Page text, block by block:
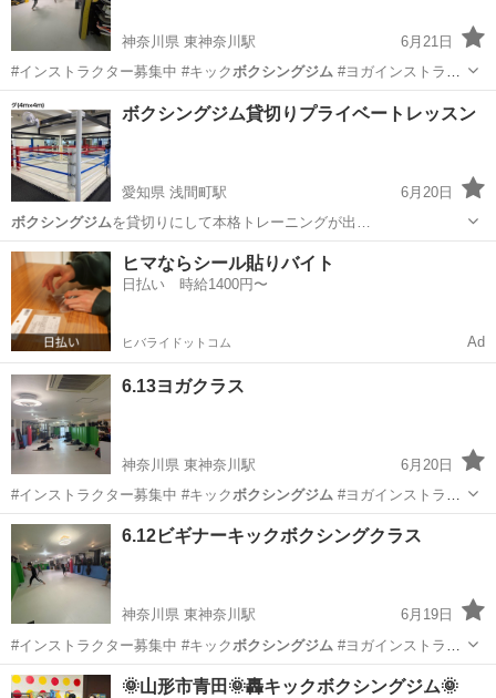
神奈川県 東神奈川駅
6月21日
#インストラクター募集中 #キックボクシングジム#ヨガインストラク
ター募集中 …
神奈川 東神奈川駅 空手/他格闘技 レスリング
ボクシングジム貸切りプライベートレッスン
愛知県 浅間町駅
6月20日
ボクシングジムを貸切りにして本格トレーニングが出…
愛知 名古屋市 浅間町駅 空手/他格闘技
ヒマならシール貼りバイト
日払い 時給1400円〜
ヒバライドットコム Ad
6.13ヨガクラス
神奈川県 東神奈川駅
6月20日
#インストラクター募集中 #キックボクシングジム#ヨガインストラク
ター募集中 …
神奈川 横浜市 東神奈川駅 ヨガ レスリング
6.12ビギナーキックボクシングクラス
神奈川県 東神奈川駅
6月19日
#インストラクター募集中 #キックボクシングジム#ヨガインストラク
ター募集中 …
神奈川 横浜市 東神奈川駅 空手/他格闘技
🌞山形市青田🌞轟キックボクシングジム🌞